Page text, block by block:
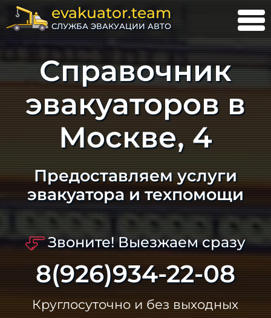
evakuator.team
СЛУЖБА ЭВАКУАЦИИ АВТО
Справочник
эвакуаторов в
Москве, 4
Предоставляем услуги
эвакуатора и техпомощи
Звоните! Выезжаем сразу
8(926)934-22-08
Круглосуточно и без выходных